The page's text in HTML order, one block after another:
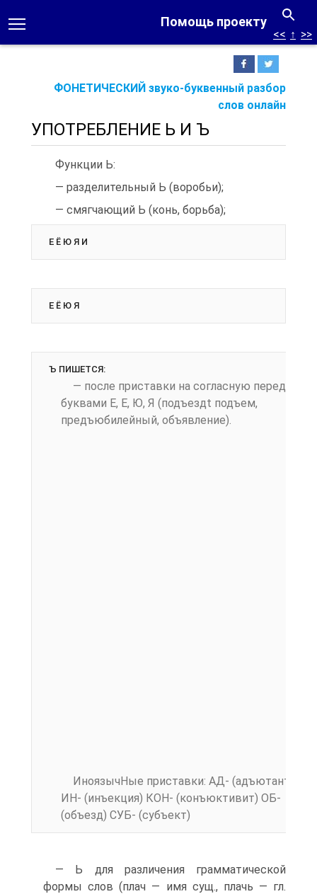
Помощь проекту
ФОНЕТИЧЕСКИЙ звуко-буквенный разбор
слов онлайн
<< ↑ >>
УПОТРЕБЛЕНИЕ Ь И Ъ
Функции Ь:
— разделительный Ь (воробьи);
— смягчающий Ь (конь, борьба);
Е Ё Ю Я И
Е Ё Ю Я
Ъ ПИШЕТСЯ:
— после приставки на согласную перед
буквами Е, Е, Ю, Я (подъездt подъем,
предъюбилейный, объявле­ние).
ИноязычНые приставки: АД- (адъютант)
ИН- (инъекция) КОН- (конъюктивит) ОБ-
(объезд) СУБ- (субъект)
— Ь для различения грамматической
формы слов (плач — имя сущ., плачь — гл.